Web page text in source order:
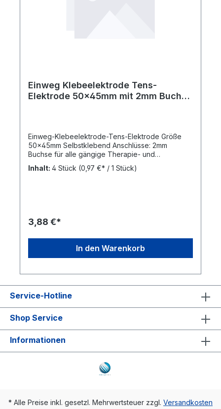
Einweg Klebeelektrode Tens-
Elektrode 50x45mm mit 2mm Buchse
Einweg-Klebeelektrode-Tens-Elektrode Größe
50x45mm Selbstklebend Anschlüsse: 2mm
Buchse für alle gängige Therapie- und
Wellnesgeräte ( Nervenstimulation,
Muskelstimulation, Reizstrom usw.) Haltbarkeit: ca
Inhalt: 4 Stück (0,97 €* / 1 Stück)
3,88 €*
In den Warenkorb
Service-Hotline
Shop Service
Informationen
* Alle Preise inkl. gesetzl. Mehrwertsteuer zzgl. Versandkosten